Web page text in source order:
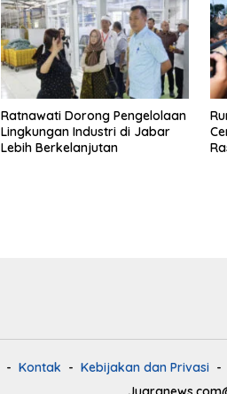
Ratnawati Dorong Pengelolaan
Lingkungan Industri di Jabar
Lebih Berkelanjutan
Kontak Kebijakan dan Privasi